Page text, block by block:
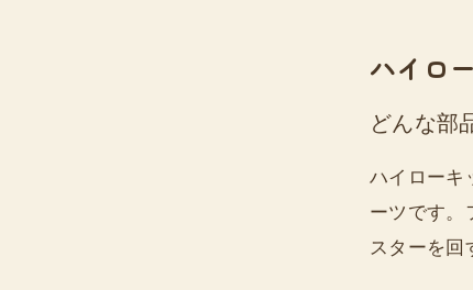
ハイロ
どんな部
ハイローキ
ーツです。
スターを回